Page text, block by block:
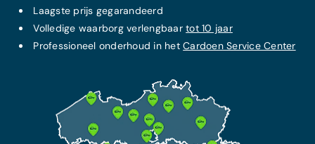
Laagste prijs gegarandeerd
Volledige waarborg verlengbaartot 10 jaar
Professioneel onderhoud in hetCardoen Service Center